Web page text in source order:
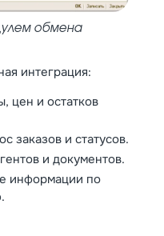
обмена
интеграция:
цен и остатков
заказов и статусов.
и документов.
информации по